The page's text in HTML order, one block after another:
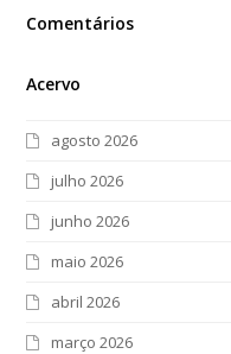
Comentários
Acervo
agosto 2026
julho 2026
junho 2026
maio 2026
abril 2026
março 2026